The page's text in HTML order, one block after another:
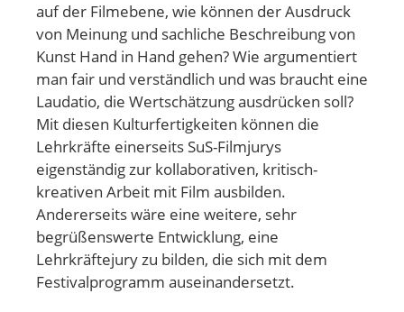
auf der Filmebene, wie können der Ausdruck
von Meinung und sachliche Beschreibung von
Kunst Hand in Hand gehen? Wie argumentiert
man fair und verständlich und was braucht eine
Laudatio, die Wertschätzung ausdrücken soll?
Mit diesen Kulturfertigkeiten können die
Lehrkräfte einerseits SuS-Filmjurys
eigenständig zur kollaborativen, kritisch-
kreativen Arbeit mit Film ausbilden.
Andererseits wäre eine weitere, sehr
begrüßenswerte Entwicklung, eine
Lehrkräftejury zu bilden, die sich mit dem
Festivalprogramm auseinandersetzt.